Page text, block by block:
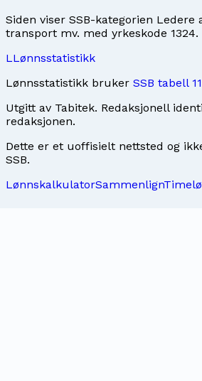
Siden viser SSB-kategorien Ledere
transport mv. med yrkeskode 1324.
LLønnsstatistikk
Lønnsstatistikk bruker SSB tabell
Utgitt av Tabitek. Redaksjonell
redaksjonen.
Dette er et uoffisielt nettsted og
SSB.
LønnskalkulatorSammenlign